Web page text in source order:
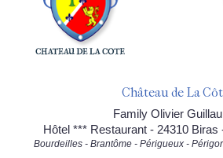
Château de La
Family Olivier
Hôtel *** Restaurant - 24310 Biras
Bourdeilles - Brantôme - Périgueux -